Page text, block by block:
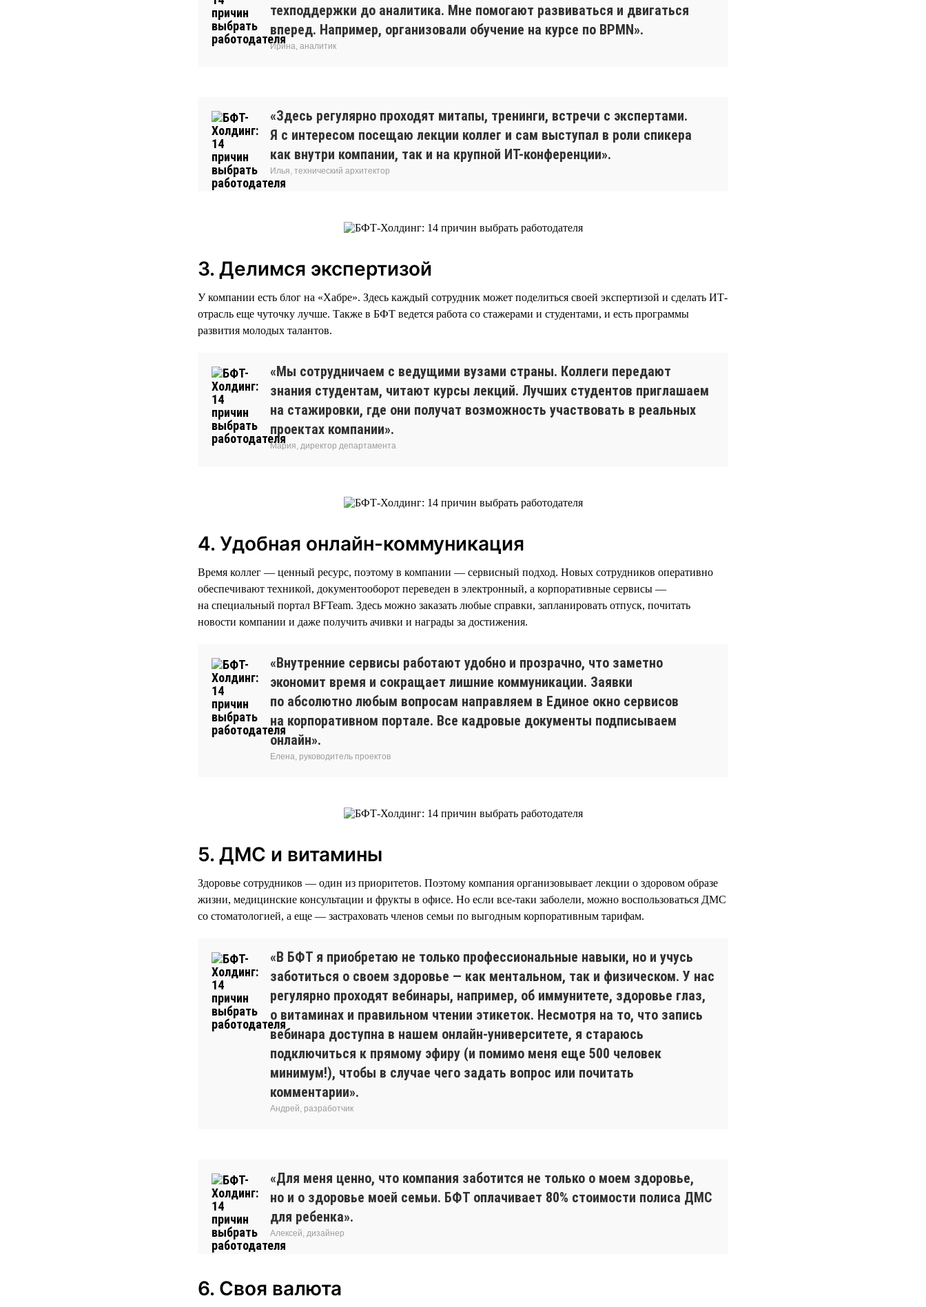
техподдержки до аналитика. Мне помогают развиваться и двигаться
вперед. Например, организовали обучение на курсе по BPMN».
Ирина, аналитик
«Здесь регулярно проходят митапы, тренинги, встречи с экспертами.
Я с интересом посещаю лекции коллег и сам выступал в роли спикера
как внутри компании, так и на крупной ИТ-конференции».
Илья, технический архитектор
3. Делимся экспертизой
У компании есть блог на «Хабре». Здесь каждый сотрудник может поделиться своей экспертизой и сделать ИТ-
отрасль еще чуточку лучше. Также в БФТ ведется работа со стажерами и студентами, и есть программы
развития молодых талантов.
«Мы сотрудничаем с ведущими вузами страны. Коллеги передают
знания студентам, читают курсы лекций. Лучших студентов приглашаем
на стажировки, где они получат возможность участвовать в реальных
проектах компании».
Мария, директор департамента
4. Удобная онлайн-коммуникация
Время коллег — ценный ресурс, поэтому в компании — сервисный подход. Новых сотрудников оперативно
обеспечивают техникой, документооборот переведен в электронный, а корпоративные сервисы —
на специальный портал BFTeam. Здесь можно заказать любые справки, запланировать отпуск, почитать
новости компании и даже получить ачивки и награды за достижения.
«Внутренние сервисы работают удобно и прозрачно, что заметно
экономит время и сокращает лишние коммуникации. Заявки
по абсолютно любым вопросам направляем в Единое окно сервисов
на корпоративном портале. Все кадровые документы подписываем
онлайн».
Елена, руководитель проектов
5. ДМС и витамины
Здоровье сотрудников — один из приоритетов. Поэтому компания организовывает лекции о здоровом образе
жизни, медицинские консультации и фрукты в офисе. Но если все-таки заболели, можно воспользоваться ДМС
со стоматологией, а еще — застраховать членов семьи по выгодным корпоративным тарифам.
«В БФТ я приобретаю не только профессиональные навыки, но и учусь
заботиться о своем здоровье — как ментальном, так и физическом. У нас
регулярно проходят вебинары, например, об иммунитете, здоровье глаз,
о витаминах и правильном чтении этикеток. Несмотря на то, что запись
вебинара доступна в нашем онлайн-университете, я стараюсь
подключиться к прямому эфиру (и помимо меня еще 500 человек
минимум!), чтобы в случае чего задать вопрос или почитать
комментарии».
Андрей, разработчик
«Для меня ценно, что компания заботится не только о моем здоровье,
но и о здоровье моей семьи. БФТ оплачивает 80% стоимости полиса ДМС
для ребенка».
Алексей, дизайнер
6. Своя валюта